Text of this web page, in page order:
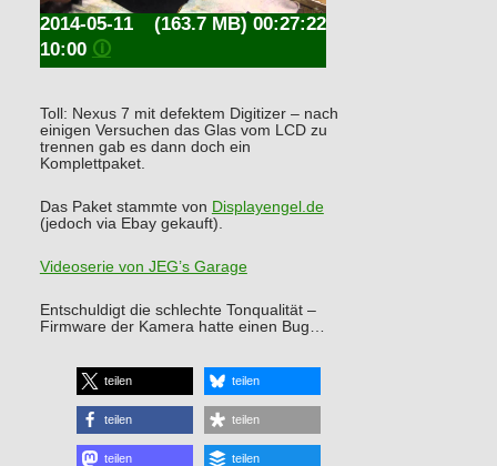
(163.7 MB) 00:27:22
2014-05-11
10:00 🛈
Toll: Nexus 7 mit defektem Digitizer – nach
einigen Versuchen das Glas vom LCD zu
trennen gab es dann doch ein
Komplettpaket.
Das Paket stammte von Displayengel.de
(jedoch via Ebay gekauft).
Videoserie von JEG’s Garage
Entschuldigt die schlechte Tonqualität –
Firmware der Kamera hatte einen Bug…
teilen teilen
teilen teilen
teilen teilen